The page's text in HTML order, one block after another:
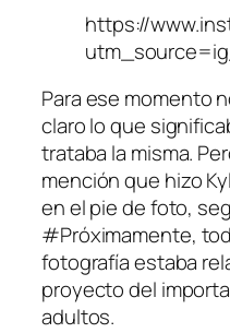
https://
Para ese momento
claro lo que
trataba la misma.
mención que hizo
en el pie de foto,
#Próximamente,
fotografía estaba
proyecto del
adultos.